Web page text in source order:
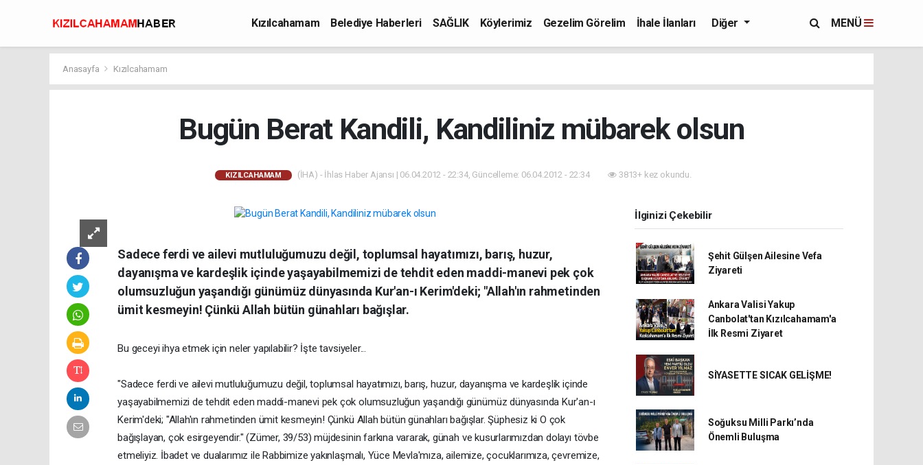
Kızılcahamam Belediye Haberleri SAĞLIK Köylerimiz Gezelim Görelim
İhale İlanları
Diğer MENÜ
Anasayfa Kızılcahamam
Bugün Berat Kandili, Kandiliniz mübarek olsun
KIZILCAHAMAM (İHA) - İhlas Haber Ajansı | 06.04.2012 - 22:34, Güncelleme: 06.04.2012 - 22:34 3813+ kez okundu.
Sadece ferdi ve ailevi mutluluğumuzu değil, toplumsal hayatımızı, barış, huzur,
dayanışma ve kardeşlik içinde yaşayabilmemizi de tehdit eden maddi-manevi pek çok
olumsuzluğun yaşandığı günümüz dünyasında Kur'an-ı Kerim'deki; "Allah'ın rahmetinden
ümit kesmeyin! Çünkü Allah bütün günahları bağışlar.
Bu geceyi ihya etmek için neler yapılabilir? İşte tavsiyeler...
"Sadece ferdi ve ailevi mutluluğumuzu değil, toplumsal hayatımızı, barış, huzur, dayanışma ve kardeşlik içinde
yaşayabilmemizi de tehdit eden maddi-manevi pek çok olumsuzluğun yaşandığı günümüz dünyasında Kur'an-ı
Kerim'deki; "Allah'ın rahmetinden ümit kesmeyin! Çünkü Allah bütün günahları bağışlar. Şüphesiz ki O çok
bağışlayan, çok esirgeyendir." (Zümer, 39/53) müjdesinin farkına vararak, günah ve kusurlarımızdan dolayı tövbe
etmeliyiz. İbadet ve dualarımız ile Rabbimize yakınlaşmalı, Yüce Mevla'mıza, ailemize, çocuklarımıza, çevremize,
İlginizi Çekebilir
Şehit Gülşen Ailesine Vefa
Ziyareti
Ankara Valisi Yakup
Canbolat'tan Kızılcahamam'a
İlk Resmi Ziyaret
SİYASETTE SICAK GELİŞME!
Soğuksu Milli Parkı’nda
Önemli Buluşma